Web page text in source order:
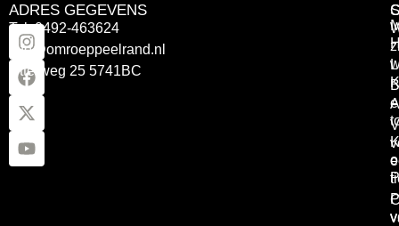
ADRES GEGEVENS
Tel: 0492-463624
info@omroeppeelrand.nl
Otterweg 25 5741BC